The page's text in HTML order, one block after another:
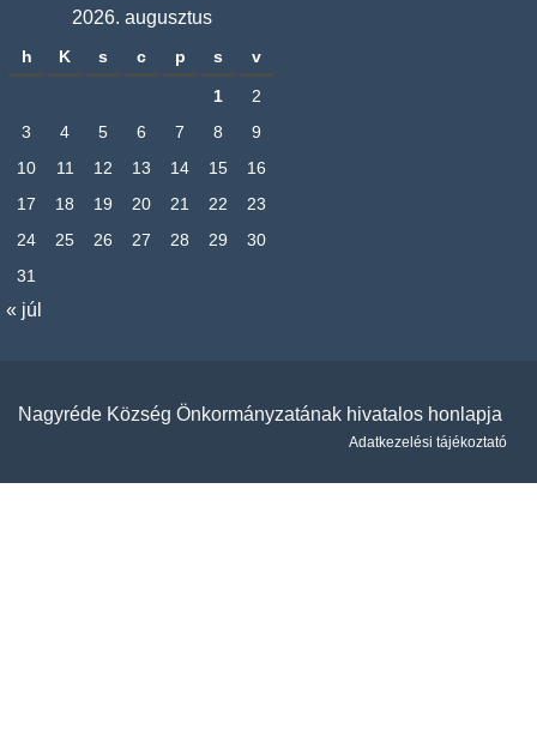
2026. augusztus
h K s c p s v
1
2
3
4 5 6 7 8
9
10
11 12 13 14 15
16
17
18 19 20 21 22
23
24
25 26 27 28 29
30
31
« júl
Nagyréde Község Önkormányzatának hivatalos honlapja
Adatkezelési tájékoztató